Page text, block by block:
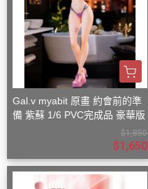
Gal.v myabit 原畫 約會前的準
備 紫蘇 1/6 PVC完成品 豪華版
$1,850
$1,650